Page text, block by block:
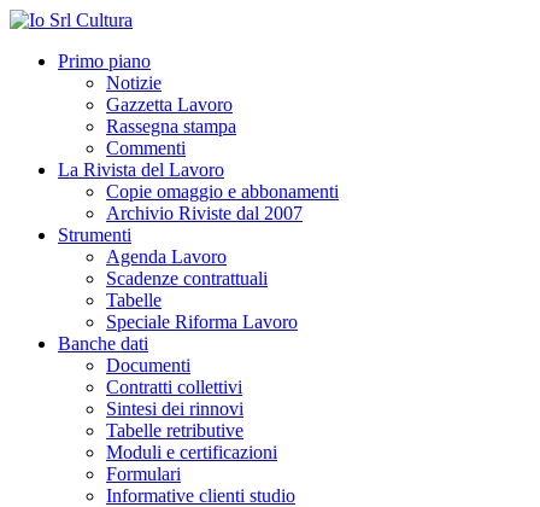
Primo piano
Notizie
Gazzetta Lavoro
Rassegna stampa
Commenti
La Rivista del Lavoro
Copie omaggio e abbonamenti
Archivio Riviste dal 2007
Strumenti
Agenda Lavoro
Scadenze contrattuali
Tabelle
Speciale Riforma Lavoro
Banche dati
Documenti
Contratti collettivi
Sintesi dei rinnovi
Tabelle retributive
Moduli e certificazioni
Formulari
Informative clienti studio